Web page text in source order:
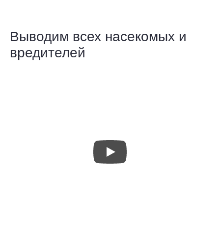
Выводим всех насекомых и
вредителей